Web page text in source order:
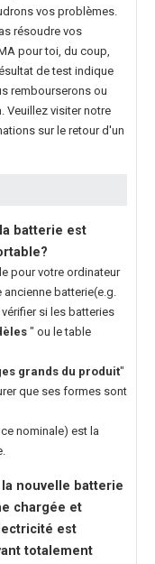
vos problèmes.
résoudre vos
pour toi, du coup,
de test indique
rembourserons ou
Veuillez visiter notre
sur le retour d'un
batterie est
pour votre ordinateur
batterie(e.g.
si les batteries
" ou le table
grands du produit"
que ses formes sont
nominale) est la
nouvelle batterie
chargée et
est
totalement